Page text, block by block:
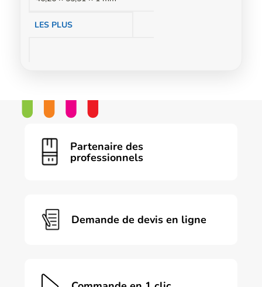
LES PLUS
Partenaire des
professionnels
Demande de devis en ligne